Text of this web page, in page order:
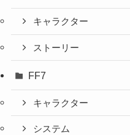
キャラクター
ストーリー
FF7
キャラクター
システム